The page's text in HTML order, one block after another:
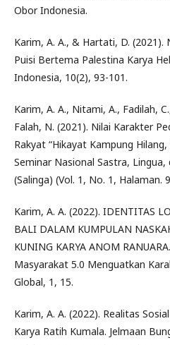
Obor Indonesia.
Karim, A. A., & Hartati, D.
Puisi Bertema Palestina Karya
Indonesia, 10(2), 93-101.
Karim, A. A., Nitami, A., Fadilah,
Falah, N. (2021). Nilai Karakter
Rakyat “Hikayat Kampung
Seminar Nasional Sastra,
(Salinga) (Vol. 1, No. 1, Halaman.
Karim, A. A. (2022). IDENTITAS
BALI DALAM KUMPULAN
KUNING KARYA ANOM
Masyarakat 5.0 Menguatkan
Global, 1, 15.
Karim, A. A. (2022). Realitas
Karya Ratih Kumala. Jelmaan